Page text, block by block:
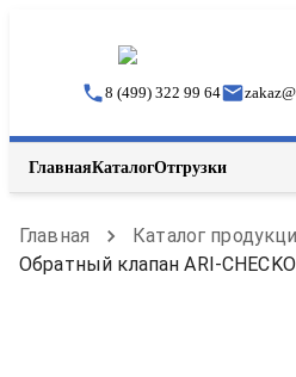
8 (499) 322 99 64 zakaz@
ГлавнаяКаталогОтгрузки
Главная
Каталог
Обратный клапан ARI-